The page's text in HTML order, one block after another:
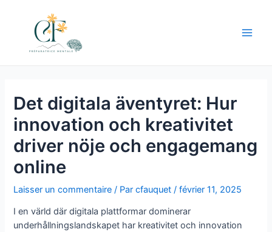
Det digitala äventyret: Hur
innovation och kreativitet
driver nöje och engagemang
online
Laisser un commentaire / Parcfauquet/février 11, 2025
I en värld där digitala plattformar dominerar
underhållningslandskapet har kreativitet och innovation